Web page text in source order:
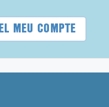
EL MEU COMPTE